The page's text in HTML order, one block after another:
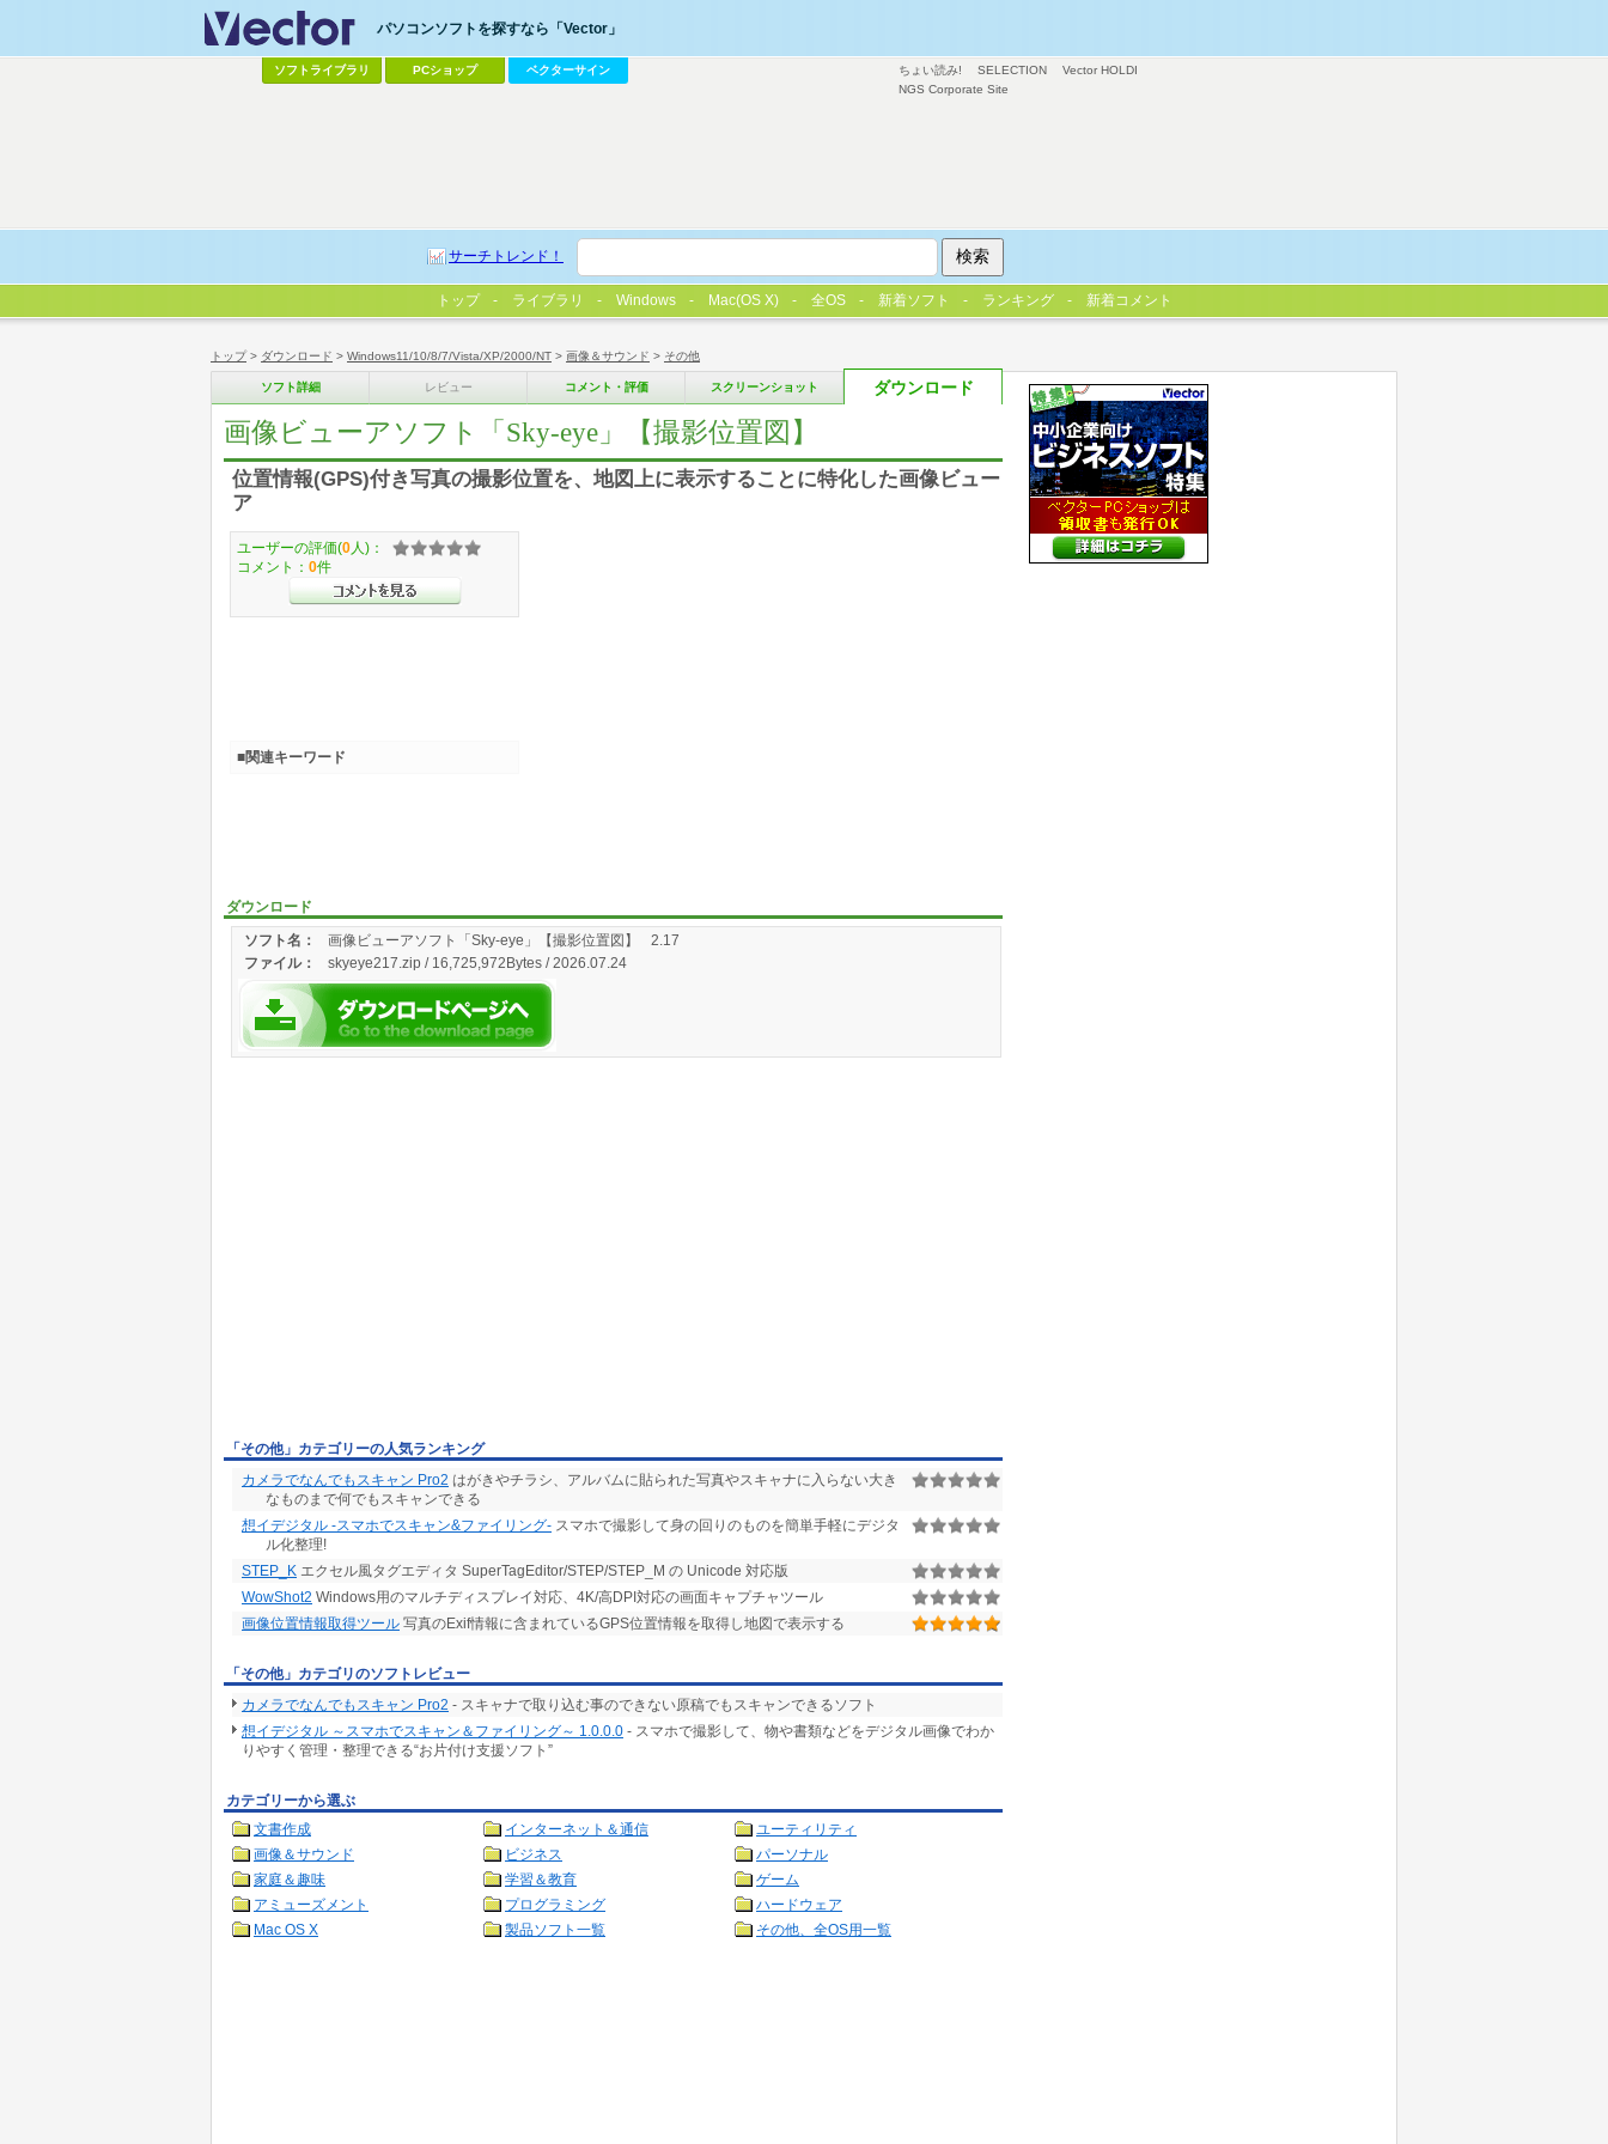
トップ> ダウンロード > Windows11/10/8/7/Vista/XP/2000/NT > 画像＆サウンド > その他
ソフト詳細 レビュー コメント・評価 スクリーンショット ダウンロード
画像ビューアソフト「Sky-eye」【撮影位置図】
位置情報(GPS)付き写真の撮影位置を、地図上に表示することに特化した画像ビュー
ア
ダウンロード
ソフト名：
画像ビューアソフト「Sky-eye」【撮影位置図】 2.17
ファイル： skyeye217.zip / 16,725,972Bytes / 2026.07.24
ユーザーの評価(0 人)：
コメント： 0件
■関連キーワード
「その他」カテゴリーの人気ランキング
カメラでなんでもスキャン Pro2 はがきやチラシ、アルバムに貼られた写真やスキャナに入らない大き
なものまで何でもスキャンできる
想イデジタル -スマホでスキャン&ファイリング- スマホで撮影して身の回りのものを簡単手軽にデジタ
ル化整理!
STEP_K エクセル風タグエディタ SuperTagEditor/STEP/STEP_M の Unicode 対応版
WowShot2 Windows用のマルチディスプレイ対応、4K/高DPI対応の画面キャプチャツール
画像位置情報取得ツール 写真のExif情報に含まれているGPS位置情報を取得し地図で表示する
「その他」カテゴリのソフトレビュー
カメラでなんでもスキャン Pro2 - スキャナで取り込む事のできない原稿でもスキャンできるソフト
想イデジタル ～スマホでスキャン＆ファイリング～ 1.0.0.0 - スマホで撮影して、物や書類などをデジタル画像でわか
りやすく管理・整理できる“お片付け支援ソフト”
カテゴリーから選ぶ
文書作成
インターネット＆通信
ユーティリティ
画像＆サウンド
ビジネス
パーソナル
家庭＆趣味
学習＆教育
ゲーム
アミューズメント
プログラミング
ハードウェア
Mac OS X
製品ソフト一覧 その他、全OS用一覧
ちょい読み! SELECTION
Vector HOLDI
NGS Corporate Site
パソコンソフトを探すなら「Vector」
ソフトライブラリ PCショップ ベクターサイン
サーチトレンド！
トップ ライブラリ Windows Mac(OS X) 全OS 新着ソフト ランキング 新着コメント